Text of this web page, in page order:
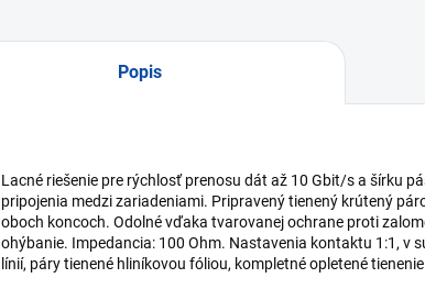
Popis
Lacné riešenie pre rýchlosť prenosu dát až 10 Gbit/s a šírku
pripojenia medzi zariadeniami. Pripravený tienený krútený
oboch koncoch. Odolné vďaka tvarovanej ochrane proti
ohýbanie. Impedancia: 100 Ohm. Nastavenia kontaktu 1:1, v
línií, páry tienené hliníkovou fóliou, kompletné opletené